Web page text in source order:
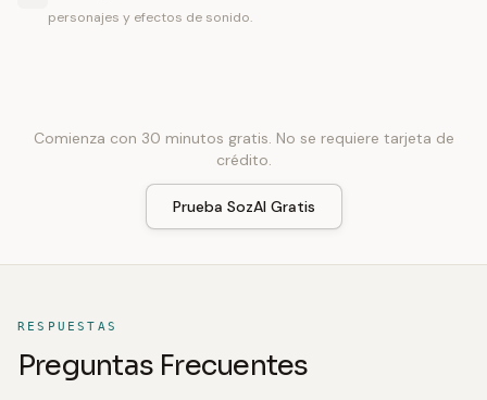
personajes y efectos de sonido.
Comienza con 30 minutos gratis. No se requiere tarjeta de
crédito.
Prueba SozAI Gratis
RESPUESTAS
Preguntas Frecuentes